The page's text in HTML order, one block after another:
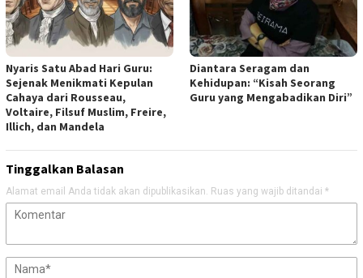
Nyaris Satu Abad Hari Guru:
Sejenak Menikmati Kepulan
Cahaya dari Rousseau,
Voltaire, Filsuf Muslim, Freire,
Illich, dan Mandela
Diantara Seragam dan
Kehidupan: “Kisah Seorang
Guru yang Mengabadikan Diri”
Tinggalkan Balasan
Alamat email Anda tidak akan dipublikasikan. Ruas yang wajib ditandai *